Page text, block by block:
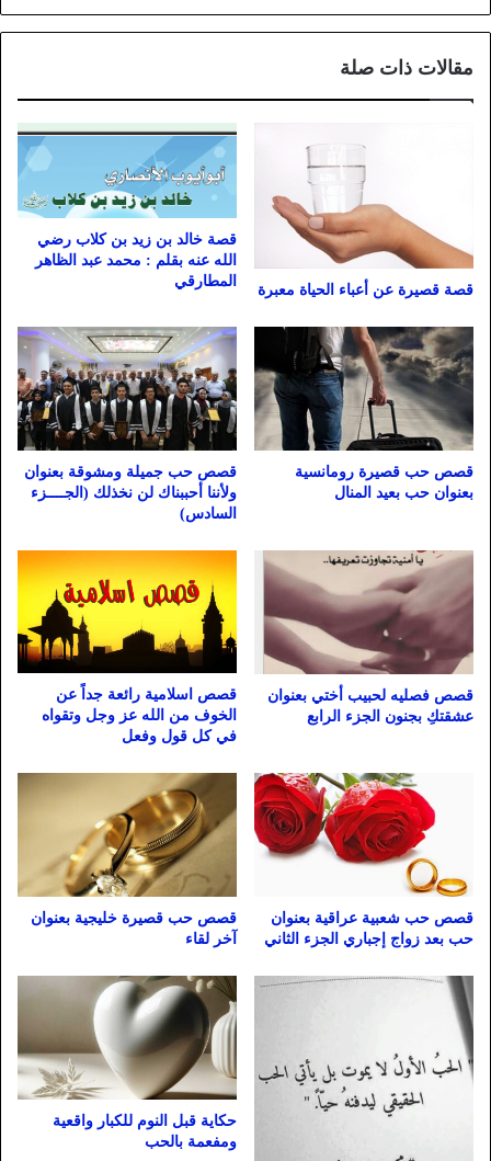
مقالات ذات صلة
قصة قصيرة عن أعباء الحياة معبرة
قصة خالد بن زيد بن كلاب رضي
الله عنه بقلم : محمد عبد الظاهر
المطارقي
قصص حب قصيرة رومانسية
بعنوان حب بعيد المنال
قصص حب جميلة ومشوقة بعنوان
ولأننا أحببناك لن نخذلك (الجــــزء
السادس)
قصص فصليه لحبيب أختي بعنوان
عشقتكِ بجنون الجزء الرابع
قصص اسلامية رائعة جداً عن
الخوف من الله عز وجل وتقواه
في كل قول وفعل
قصص حب شعبية عراقية بعنوان
حب بعد زواج إجباري الجزء الثاني
قصص حب قصيرة خليجية بعنوان
آخر لقاء
حكاية قبل النوم للكبار واقعية
ومفعمة بالحب